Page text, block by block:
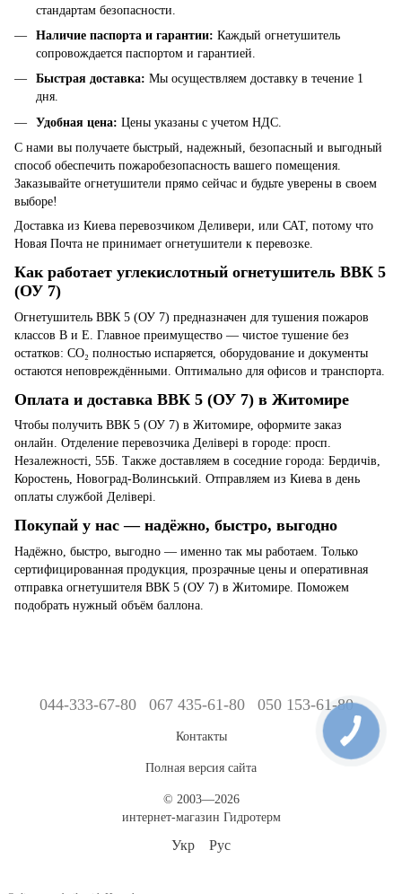
стандартам безопасности.
Наличие паспорта и гарантии: Каждый огнетушитель
сопровождается паспортом и гарантией.
Быстрая доставка: Мы осуществляем доставку в течение 1
дня.
Удобная цена: Цены указаны с учетом НДС.
С нами вы получаете быстрый, надежный, безопасный и выгодный
способ обеспечить пожаробезопасность вашего помещения.
Заказывайте огнетушители прямо сейчас и будьте уверены в своем
выборе!
Доставка из Киева перевозчиком Деливери, или САТ, потому что
Новая Почта не принимает огнетушители к перевозке.
Как работает углекислотный огнетушитель ВВК 5
(ОУ 7)
Огнетушитель ВВК 5 (ОУ 7) предназначен для тушения пожаров
классов B и E. Главное преимущество — чистое тушение без
остатков: CO₂ полностью испаряется, оборудование и документы
остаются неповреждёнными. Оптимально для офисов и транспорта.
Оплата и доставка ВВК 5 (ОУ 7) в Житомире
Чтобы получить ВВК 5 (ОУ 7) в Житомире, оформите заказ
онлайн. Отделение перевозчика Делівері в городе: просп.
Незалежності, 55Б. Также доставляем в соседние города: Бердичів,
Коростень, Новоград-Волинський. Отправляем из Киева в день
оплаты службой Делівері.
Покупай у нас — надёжно, быстро, выгодно
Надёжно, быстро, выгодно — именно так мы работаем. Только
сертифицированная продукция, прозрачные цены и оперативная
отправка огнетушителя ВВК 5 (ОУ 7) в Житомире. Поможем
подобрать нужный объём баллона.
044-333-67-80 067 435-61-80 050 153-61-80
Контакты
Полная версия сайта
© 2003—2026
интернет-магазин Гидротерм
Укр Рус